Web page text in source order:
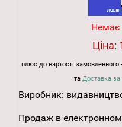
Немає
Ціна:
плюс до вартості
та Доставка за
Виробник:
Продаж в електронном